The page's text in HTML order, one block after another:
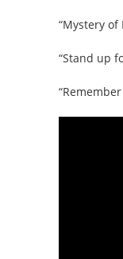
“Mystery of
“Stand up